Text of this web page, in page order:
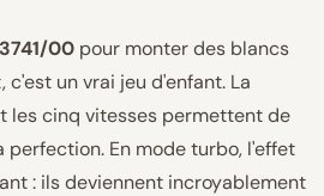
00 pour monter des blancs
c'est un vrai jeu d'enfant. La
les cinq vitesses permettent de
En mode turbo, l'effet
: ils deviennent incroyablement